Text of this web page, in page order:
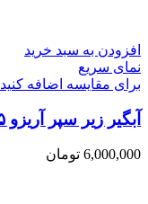
افزودن به سبد خرید
نمای سریع
برای مقایسه اضافه کنید
آبگیر زیر سپر آریزو ۵ معمولی ARRIZO 5
6,000,000 تومان